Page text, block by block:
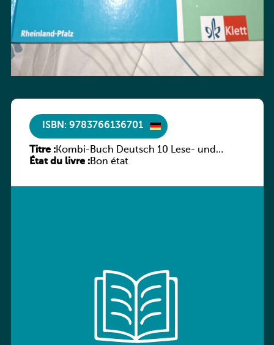
ISBN: 9783766136701
Titre :Kombi-Buch Deutsch 10 Lese- und
Sprachbuch
État du livre :Bon état